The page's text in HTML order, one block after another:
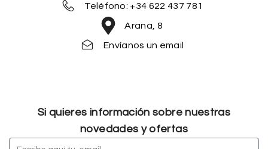
Teléfono: +34 622 437 781
Arana, 8
Envíanos un email
Si quieres información sobre nuestras
novedades y ofertas